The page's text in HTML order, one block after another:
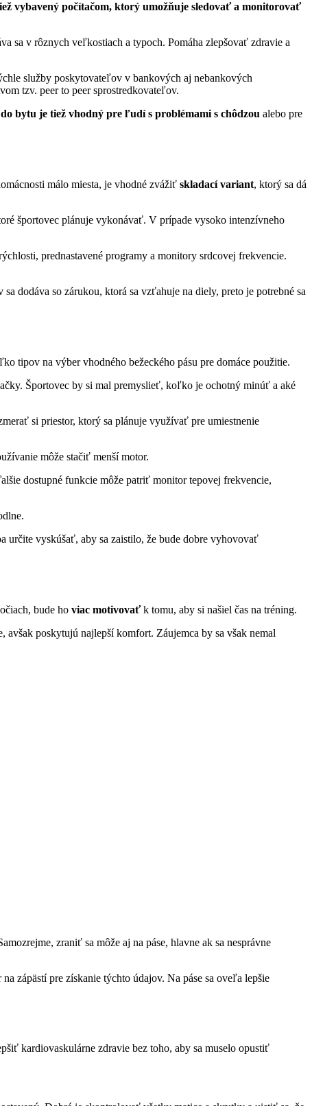
vybavený počítačom, ktorý umožňuje sledovať a monitorovať
sa v rôznych veľkostiach a typoch. Pomáha zlepšovať zdravie a
služby poskytovateľov v bankových aj nebankových
tzv. peer to peer sprostredkovateľov.
do bytu je tiež vhodný pre ľudí s problémami s chôdzou alebo pre
málo miesta, je vhodné zvážiť skladací variant, ktorý sa dá
športovec plánuje vykonávať. V prípade vysoko intenzívneho
prednastavené programy a monitory srdcovej frekvencie.
dodáva so zárukou, ktorá sa vzťahuje na diely, preto je potrebné sa
tipov na výber vhodného bežeckého pásu pre domáce použitie.
Športovec by si mal premyslieť, koľko je ochotný minúť a aké
si priestor, ktorý sa plánuje využívať pre umiestnenie
môže stačiť menší motor.
dostupné funkcie môže patriť monitor tepovej frekvencie,
určite vyskúšať, aby sa zaistilo, že bude dobre vyhovovať
bude ho viac motivovaťk tomu, aby si našiel čas na tréning.
poskytujú najlepší komfort. Záujemca by sa však nemal
zraniť sa môže aj na páse, hlavne ak sa nesprávne
zápästí pre získanie týchto údajov. Na páse sa oveľa lepšie
kardiovaskulárne zdravie bez toho, aby sa muselo opustiť